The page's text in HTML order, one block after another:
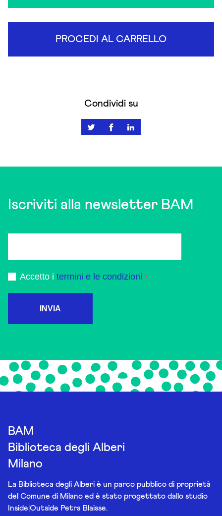
PROCEDI AL CARRELLO
Condividi su
Iscriviti alla newsletter BAM
Accetto i termini e le condizioni
INVIA
BAM
Biblioteca degli Alberi
Milano
La Biblioteca degli Alberi è un parco pubblico di proprietà
del Comune di Milano ed è stato progettato dallo studio
Inside|Outside Petra Blaisse.